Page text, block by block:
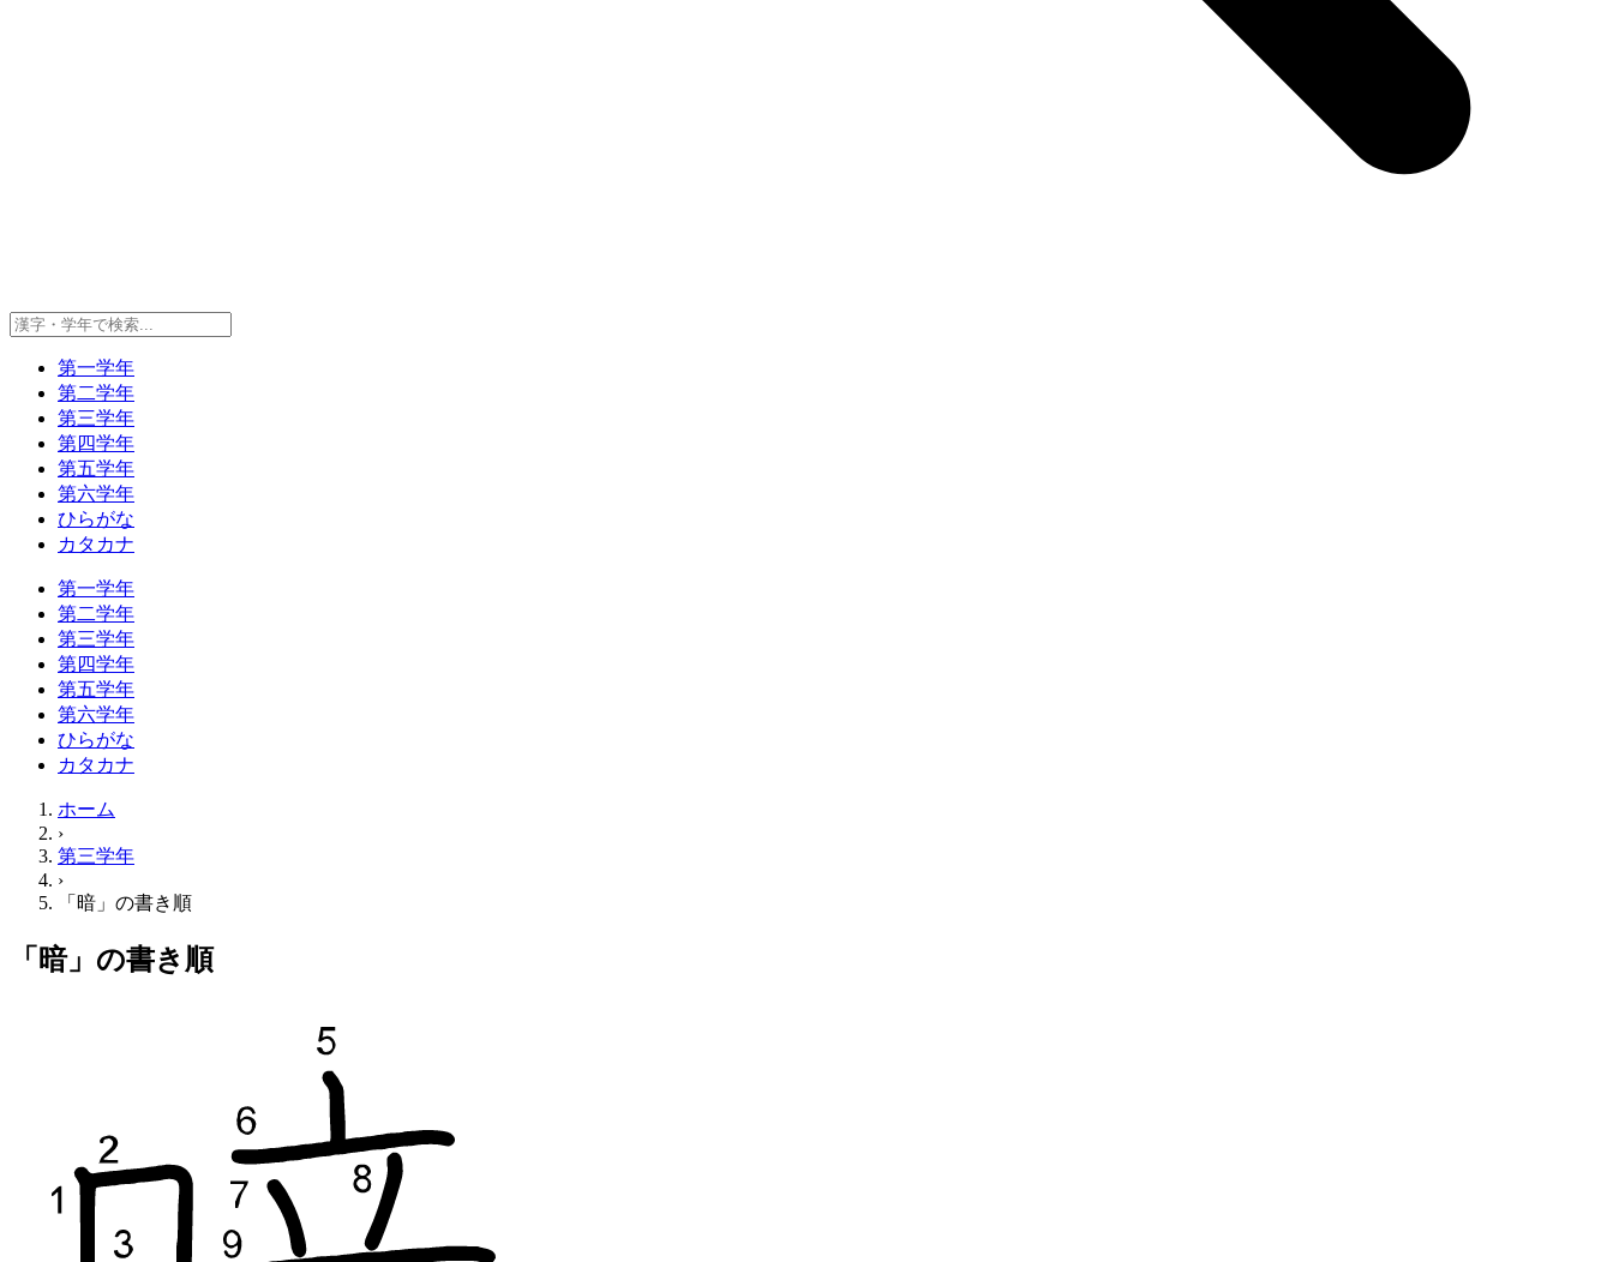
第一学年
第二学年
第三学年
第四学年
第五学年
第六学年
ひらがな
カタカナ
第一学年
第二学年
第三学年
第四学年
第五学年
第六学年
ひらがな
カタカナ
ホーム
›
第三学年
›
「暗」の書き順
「暗」の書き順